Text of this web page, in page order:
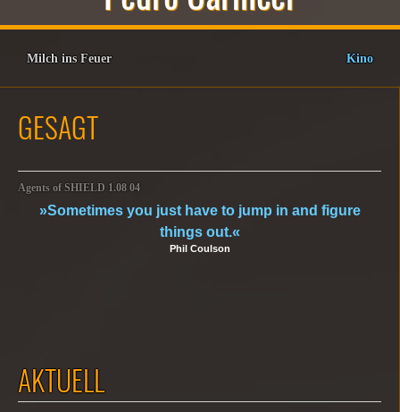
Milch ins Feuer Kino
GESAGT
Agents of SHIELD 1.08 04
»Sometimes you just have to jump in and figure
things out.«
Phil Coulson
AKTUELL